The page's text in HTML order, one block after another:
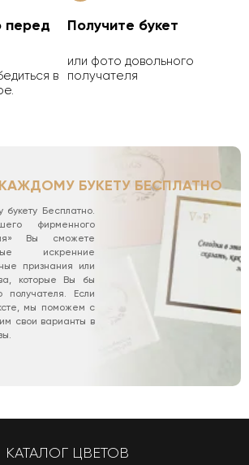
перед
в
Получите букет
или фото довольного
получателя
БУКЕТУ БЕСПЛАТНО
Бесплатно.
фирменного
Вы сможете
искренние
признания или
которые Вы бы
Если
мы поможем с
свои варианты в
КАТАЛОГ ЦВЕТОВ